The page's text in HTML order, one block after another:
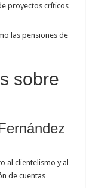
proyectos críticos
las pensiones de
sobre
al clientelismo y al
de cuentas